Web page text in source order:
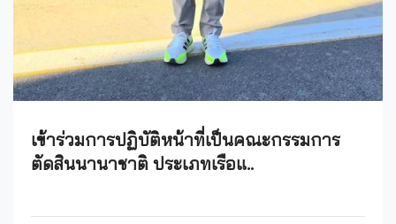
เข้าร่วมการปฏิบัติหน้าที่เป็นคณะกรรมการ
ตัดสินนานาชาติ ประเภทเรือแ..